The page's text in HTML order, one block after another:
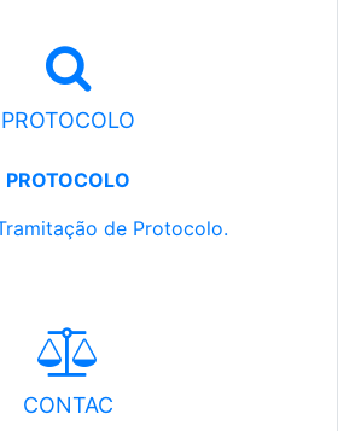
PROTOCOLO
PROTOCOLO
de Protocolo.
CONTAC